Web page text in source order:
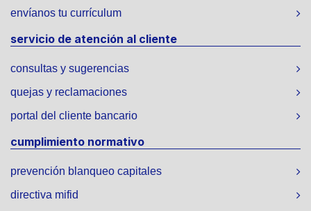
envíanos tu currículum
servicio de atención al cliente
consultas y sugerencias
quejas y reclamaciones
portal del cliente bancario
cumplimiento normativo
prevención blanqueo capitales
directiva mifid